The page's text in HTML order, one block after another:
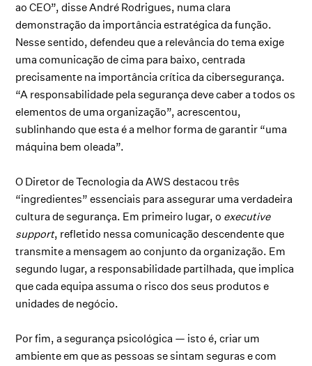
ao CEO”, disse André Rodrigues, numa clara
demonstração da importância estratégica da função.
Nesse sentido, defendeu que a relevância do tema exige
uma comunicação de cima para baixo, centrada
precisamente na importância crítica da cibersegurança.
“A responsabilidade pela segurança deve caber a todos os
elementos de uma organização”, acrescentou,
sublinhando que esta é a melhor forma de garantir “uma
máquina bem oleada”.
O Diretor de Tecnologia da AWS destacou três
“ingredientes” essenciais para assegurar uma verdadeira
cultura de segurança. Em primeiro lugar, o executive
support, refletido nessa comunicação descendente que
transmite a mensagem ao conjunto da organização. Em
segundo lugar, a responsabilidade partilhada, que implica
que cada equipa assuma o risco dos seus produtos e
unidades de negócio.
Por fim, a segurança psicológica — isto é, criar um
ambiente em que as pessoas se sintam seguras e com